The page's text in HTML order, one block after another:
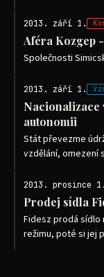
2013. září 1.
Aféra Kozgep
Společnosti
2013. září 1.
Nacionalizace
autonomii
Stát převezme
vzdělání, omezení
2013. prosince 1.
Prodej sídla
Fidesz prodá sídlo
režimu, poté si jej